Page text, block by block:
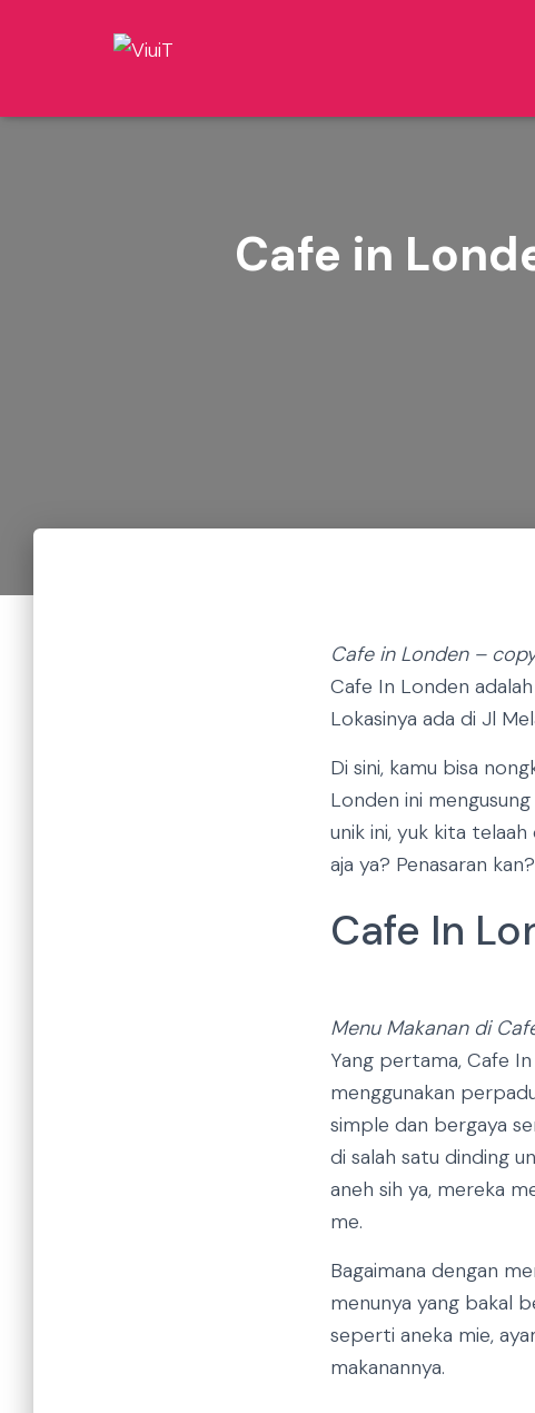
Cafe in
Cafe in Londen –
Cafe In Londen
Lokasinya ada di Jl
Di sini, kamu bisa
Londen ini
unik ini, yuk kita
aja ya? Penasaran
Cafe In
Menu Makanan di
Yang pertama, Cafe
menggunakan
simple dan bergaya
di salah satu dinding
aneh sih ya, mereka
me.
Bagaimana dengan
menunya yang bakal
seperti aneka mie,
makanannya.